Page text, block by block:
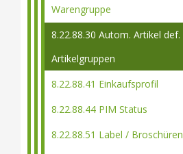
Warengruppe
8.22.88.30 Autom. Artikel def.
Artikelgruppen
8.22.88.41 Einkaufsprofil
8.22.88.44 PIM Status
8.22.88.51 Label / Broschüren